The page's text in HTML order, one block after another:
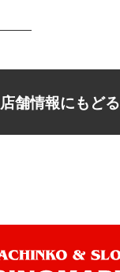
店舗情報にもどる